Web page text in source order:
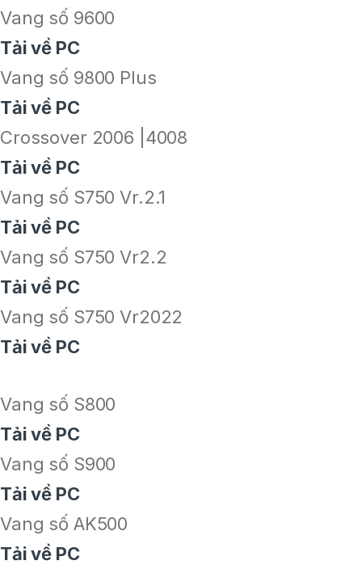
Vang số 9600
Tải về PC
Vang số 9800 Plus
Tải về PC
Crossover 2006 |4008
Tải về PC
Vang số S750 Vr.2.1
Tải về PC
Vang số S750 Vr2.2
Tải về PC
Vang số S750 Vr2022
Tải về PC
Vang số S800
Tải về PC
Vang số S900
Tải về PC
Vang số AK500
Tải về PC